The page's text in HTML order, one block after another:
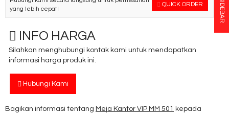
QUICK ORDER
yang lebih cepat!
INFO HARGA
Silahkan menghubungi kontak kami untuk mendapatkan
informasi harga produk ini.
Hubungi Kami
Bagikan informasi tentang Meja Kantor VIP MM 501
kepada
SIDEBAR